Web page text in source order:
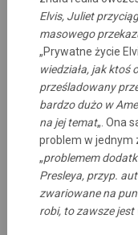
Elvis, Juliet
masowego
„Prywatne życie
wiedziała, jak ktoś
prześladowany
bardzo dużo w
na jej temat„. Ona
problem w jednym
„problemem
Presleya, przyp.
zwariowane na
robi, to zawsze